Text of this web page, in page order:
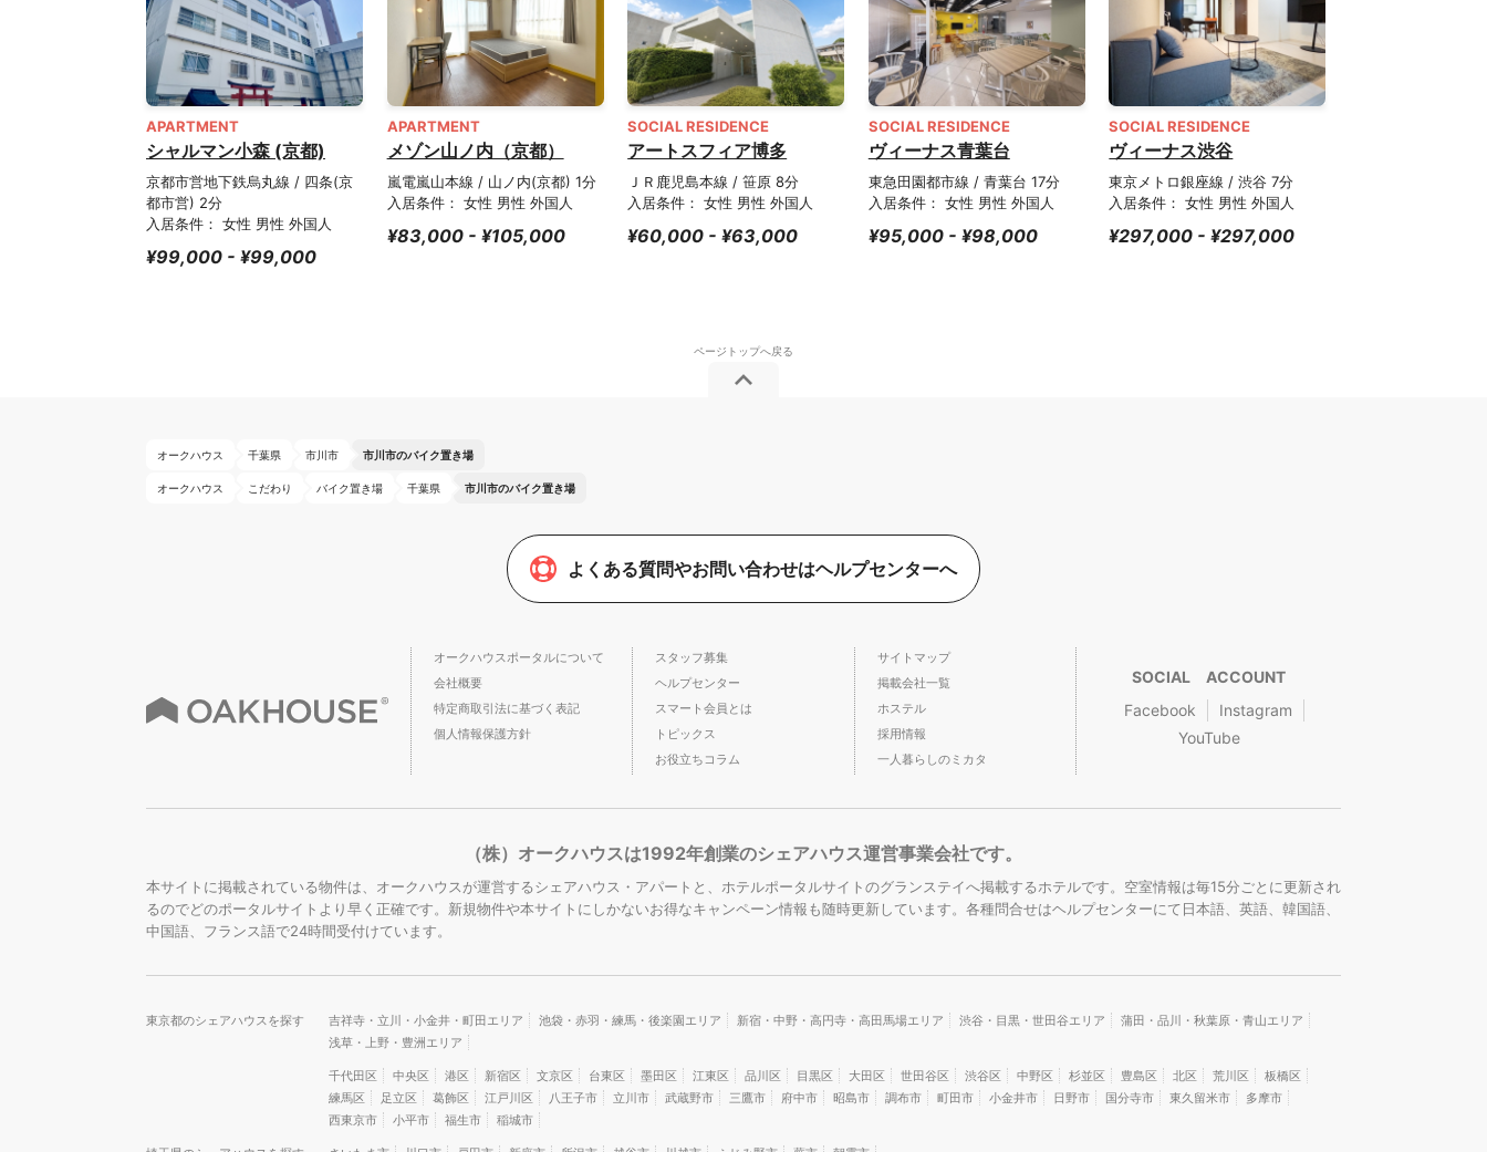
APARTMENT
シャルマン小森 (京都)
京都市営地下鉄烏丸線 / 四条(京
都市営) 2分
入居条件： 女性 男性 外国人
¥99,000 - ¥99,000
APARTMENT
メゾン山ノ内（京都）
嵐電嵐山本線 / 山ノ内(京都) 1分
入居条件： 女性 男性 外国人
¥83,000 - ¥105,000
SOCIAL RESIDENCE
アートスフィア博多
ＪＲ鹿児島本線 / 笹原 8分
入居条件： 女性 男性 外国人
¥60,000 - ¥63,000
SOCIAL RESIDENCE
ヴィーナス青葉台
東急田園都市線 / 青葉台 17分
入居条件： 女性 男性 外国人
¥95,000 - ¥98,000
SOCIAL RESIDENCE
ヴィーナス渋谷
東京メトロ銀座線 / 渋谷 7分
入居条件： 女性 男性 外国人
¥297,000 - ¥297,000
オークハウス 千葉県 市川市 市川市のバイク置き場
オークハウス こだわり バイク置き場 千葉県 市川市のバイク置き場
よくある質問やお問い合わせはヘルプセンターへ
オークハウスポータルについて
会社概要
特定商取引法に基づく表記
個人情報保護方針
スタッフ募集
ヘルプセンター
スマート会員とは
トピックス
お役立ちコラム
サイトマップ
掲載会社一覧
ホステル
採用情報
一人暮らしのミカタ
SOCIAL ACCOUNT
Facebook
Instagram
YouTube
（株）オークハウスは1992年創業のシェアハウス運営事業会社です。
本サイトに掲載されている物件は、オークハウスが運営するシェアハウス・アパートと、ホテルポータルサイトのグランステイへ掲載するホテルです。空室情報は毎15分ごとに更新され
るのでどのポータルサイトより早く正確です。新規物件や本サイトにしかないお得なキャンペーン情報も随時更新しています。各種問合せはヘルプセンターにて日本語、英語、韓国語、
中国語、フランス語で24時間受付けています。
東京都のシェアハウスを探す 吉祥寺・立川・小金井・町田エリア 池袋・赤羽・練馬・後楽園エリア 新宿・中野・高円寺・高田馬場エリア 渋谷・目黒・世田谷エリア
蒲田・品川・秋葉原・青山エリア
浅草・上野・豊洲エリア
千代田区 中央区 港区 新宿区 文京区 台東区 墨田区 江東区 品川区 目黒区 大田区 世田谷区 渋谷区 中野区 杉並区 豊島区 北区 荒川区
板橋区
練馬区
足立区 葛飾区 江戸川区 八王子市 立川市 武蔵野市 三鷹市 府中市 昭島市 調布市 町田市 小金井市 日野市 国分寺市 東久留米市
多摩市
西東京市
小平市 福生市 稲城市